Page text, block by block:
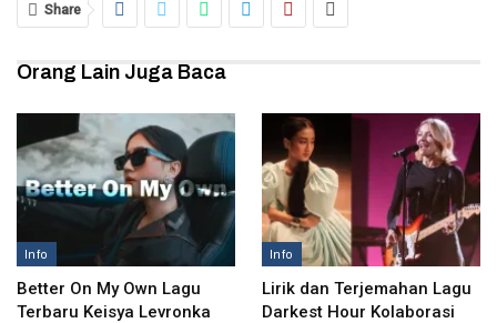
Share
Orang Lain Juga Baca
Info
Better On My Own Lagu
Terbaru Keisya Levronka
Info
Lirik dan Terjemahan Lagu
Darkest Hour Kolaborasi